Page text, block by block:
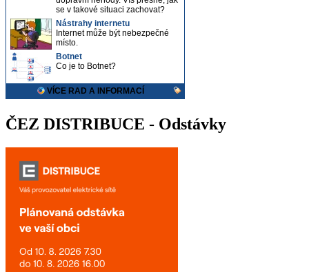
ČEZ DISTRIBUCE - Odstávky